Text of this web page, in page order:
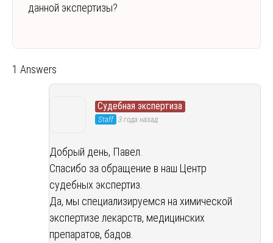
данной экспертизы?
1 Answers
Судебная экспертиза
Staff 3 года назад
Добрый день, Павел.
Спасибо за обращение в наш Центр
судебных экспертиз.
Да, мы специализируемся на химической
экспертизе лекарств, медицинских
препаратов, бадов.